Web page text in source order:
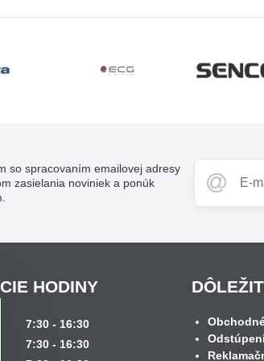
so spracovaním emailovej adresy
zasielania noviniek a ponúk
HODINY
7:30 - 16:30
7:30 - 16:30